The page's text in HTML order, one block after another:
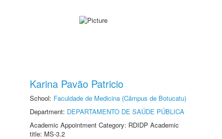
Karina Pavão Patricio
School: Faculdade de Medicina (Câmpus de Botucatu)
Department: DEPARTAMENTO DE SAÚDE PÚBLICA
Academic Appointment Category: RDIDP Academic
title: MS-3.2